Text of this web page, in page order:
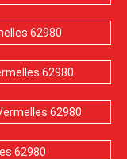
62980
62980
62980
62980